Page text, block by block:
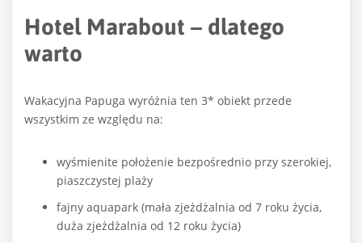
Hotel Marabout – dlatego
warto
Wakacyjna Papuga wyróżnia ten 3* obiekt przede
wszystkim ze względu na:
wyśmienite położenie bezpośrednio przy szerokiej,
piaszczystej plaży
fajny aquapark (mała zjeżdżalnia od 7 roku życia,
duża zjeżdżalnia od 12 roku życia)